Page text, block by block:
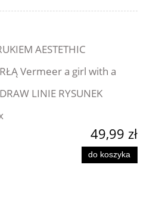
AESTETHIC
Vermeer a girl with a
LINIE RYSUNEK
49,99 zł
do koszyka